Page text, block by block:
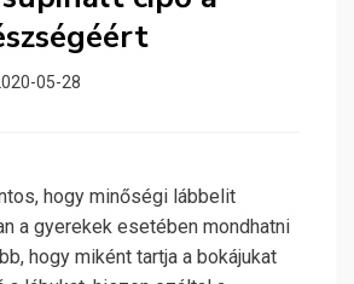
05-28
hogy minőségi lábbelit
a gyerekek esetében mondhatni
hogy miként tartja a bokájukat